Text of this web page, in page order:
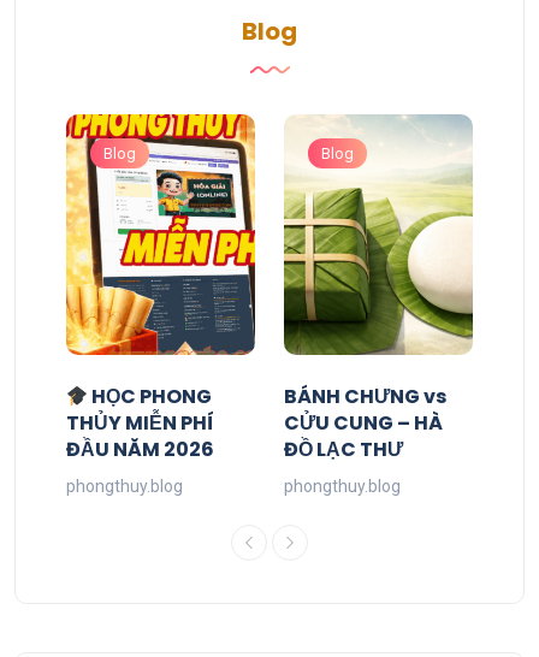
Blog
Blog
HỌC PHONG
THỦY MIỄN PHÍ
ĐẦU NĂM 2026
phongthuy.blog
Blog
BÁNH CHƯNG vs
CỬU CUNG – HÀ
ĐỒ LẠC THƯ
phongthuy.blog